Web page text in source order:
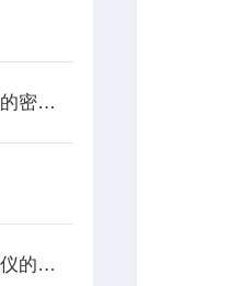
奶茶等包装用镀铝复合膜的密封性能检测
复合膜水蒸气透过率测试仪的详细介绍